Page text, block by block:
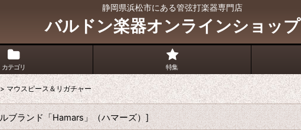
静岡県浜松市にある管弦打楽器専門店
バルドン楽器オンラインショップ
カテゴリ 特集
> マウスピース＆リガチャー
ブランド「Hamars」（ハマーズ）]